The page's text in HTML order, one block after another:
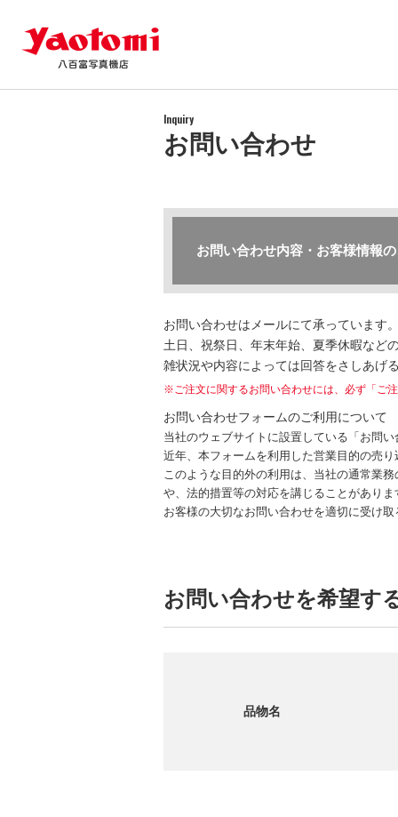
Inquiry
お問い合わせ
お問い合わせ内容・お客様情報
お問い合わせはメールにて承っています
土日、祝祭日、年末年始、夏季休暇など
雑状況や内容によっては回答をさしあげ
※ご注文に関するお問い合わせには、必ず「ご
お問い合わせフォームのご利用について
当社のウェブサイトに設置している「お問
近年、本フォームを利用した営業目的の売
このような目的外の利用は、当社の通常業
や、法的措置等の対応を講じることがありま
お客様の大切なお問い合わせを適切に受け
お問い合わせを希望す
品物名